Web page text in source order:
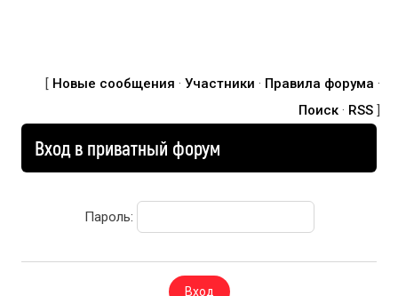
[ Новые сообщения · Участники · Правила форума ·
Поиск · RSS ]
Вход в приватный форум
Пароль: